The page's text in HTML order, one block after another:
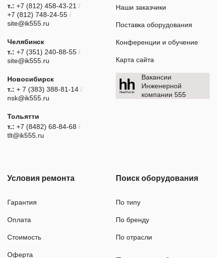
т.: +7 (812) 458-43-21 /
+7 (812) 748-24-55 /
site@ik555.ru
Челябинск
т.: +7 (351) 240-88-55 /
site@ik555.ru
Новосибирск
т.: + 7 (383) 388-81-14 /
nsk@ik555.ru
Тольятти
т.: +7 (8482) 68-84-68 /
tlt@ik555.ru
Наши заказчики
Поставка оборудования
Конференции и обучение
Карта сайта
Вакансии
Инженерной
компании 555
Условия ремонта
Гарантия
Оплата
Стоимость
Оферта
Поиск оборудования
По типу
По бренду
По отрасли